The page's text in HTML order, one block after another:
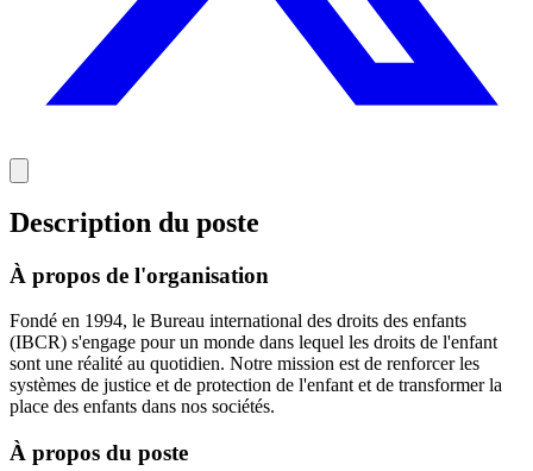
Description du poste
À propos de l'organisation
Fondé en 1994, le Bureau international des droits des enfants
(IBCR) s'engage pour un monde dans lequel les droits de l'enfant
sont une réalité au quotidien. Notre mission est de renforcer les
systèmes de justice et de protection de l'enfant et de transformer la
place des enfants dans nos sociétés.
À propos du poste